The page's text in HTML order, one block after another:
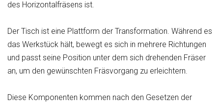
des Horizontalfräsens ist.
Der Tisch ist eine Plattform der Transformation. Während es
das Werkstück hält, bewegt es sich in mehrere Richtungen
und passt seine Position unter dem sich drehenden Fräser
an, um den gewünschten Fräsvorgang zu erleichtern.
Diese Komponenten kommen nach den Gesetzen der